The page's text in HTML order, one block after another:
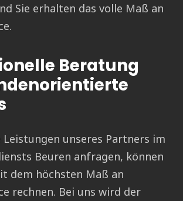
Sie erhalten das volle Maß an
Beratung
Leistungen unseres Partners im
Beuren anfragen, können
dem höchsten Maß an
rechnen. Bei uns wird der